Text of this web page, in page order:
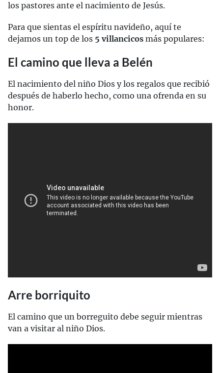
los pastores ante el nacimiento de Jesús.
Para que sientas el espíritu navideño, aquí te
dejamos un top de los 5 villancicos más populares:
El camino que lleva a Belén
El nacimiento del niño Dios y los regalos que recibió
después de haberlo hecho, como una ofrenda en su
honor.
Arre borriquito
El camino que un borreguito debe seguir mientras
van a visitar al niño Dios.